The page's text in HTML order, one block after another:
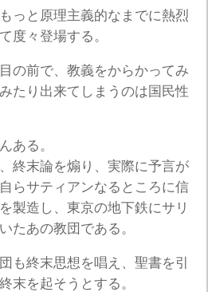
っと原理主義的なまでに熱烈
度々登場する。
の前で、教義をからかってみ
たり出来てしまうのは国民性
ある。
終末論を煽り、実際に予言が
らサティアンなるところに信
製造し、東京の地下鉄にサリ
たあの教団である。
も終末思想を唱え、聖書を引
末を起そうとする。